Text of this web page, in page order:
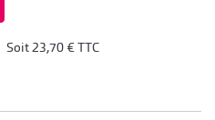
Soit23,70 €TTC